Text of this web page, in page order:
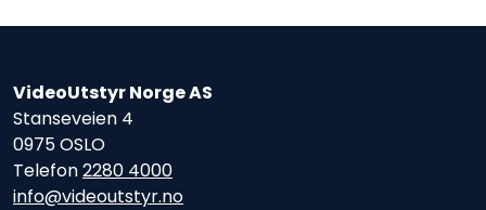
VideoUtstyr Norge AS
Stanseveien 4
0975 OSLO
Telefon2280 4000
info@videoutstyr.no